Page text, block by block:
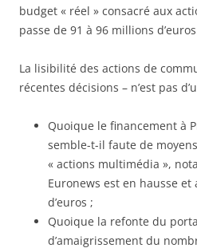
budget « réel » consacré aux
passe de 91 à 96 millions
La lisibilité des actions de
récentes décisions – n’est pas
Quoique le financement à
semble-t-il faute de
« actions multimédia »,
Euronews est en hausse
d’euros ;
Quoique la refonte du
d’amaigrissement du